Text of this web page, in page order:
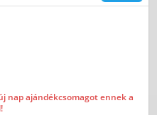
nap ajándékcsomagot ennek a